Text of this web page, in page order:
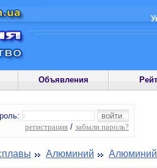
Объявления
регистрация / забыли пароль?
Алюминий